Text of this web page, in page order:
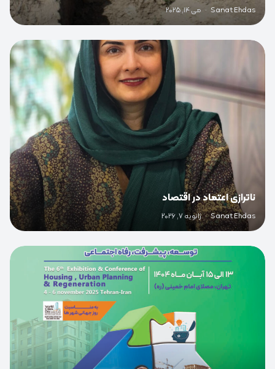
Sanat Ehdas
· می 14, 2025
ناترازی اعتماد در اقتصاد
Sanat Ehdas
· ژانویه 7, 2026
0